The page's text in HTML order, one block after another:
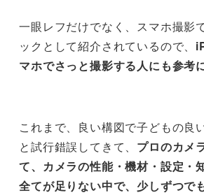
一眼レフだけでなく、スマホ撮影
ックとして紹介されているので、
マホでさっと撮影する人にも参考
これまで、良い構図で子どもの良
と試行錯誤してきて、 プロのカメ
て、カメラの性能・機材・設定・
全てが足りない中で、少しずつで